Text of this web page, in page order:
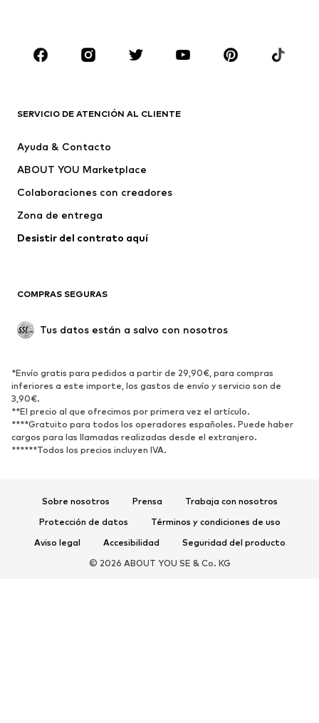
Zapatos
Deporte
Vestidos
Camisetas y tops
Chaquetas
Jerséis y punto
Ropa interior
Abrigos
Tallas grandes
Reciclado
ZAPATOS
Nuevo
Zapatillas de deporte
Botines
Zapatos de tacón y plataforma Botas
Zapatillas de casa
Exclusivo
SERVICIO DE ATENCIÓN AL CLIENTE
Ayuda & Contacto
ABOUT YOU Marketplace
Colaboraciones con creadores
Zona de entrega
Desistir del contrato aquí
COMPRAS SEGURAS
Tus datos están a salvo con nosotros
*Envío gratis para pedidos a partir de 29,90€, para compras
inferiores a este importe, los gastos de envío y servicio son de
3,90€.
**El precio al que ofrecimos por primera vez el artículo.
****Gratuito para todos los operadores españoles. Puede haber
cargos para las llamadas realizadas desde el extranjero.
******Todos los precios incluyen IVA.
Sobre nosotros Prensa
Trabaja con nosotros
Protección de datos
Términos y condiciones de uso
Aviso legal
Accesibilidad
Seguridad del producto
© 2026 ABOUT YOU SE & Co. KG